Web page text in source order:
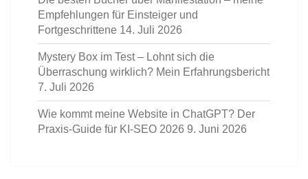
Empfehlungen für Einsteiger und
Fortgeschrittene 14. Juli 2026
Mystery Box im Test – Lohnt sich die
Überraschung wirklich? Mein Erfahrungsbericht
7. Juli 2026
Wie kommt meine Website in ChatGPT? Der
Praxis-Guide für KI-SEO 2026 9. Juni 2026